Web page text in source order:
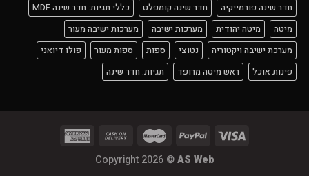
חדר שינה פורמייקיה
חדר שינה קומפלט
כללי תגיות: חדר שינה MDF
מיטה
מיטה יהודית מערכות ישיבה
מערכות ישיבה מעור
מערכת ישיבה ויקטוריה
נטוצי ספות ספות מעור
פולו דיואני
פינות אוכל
ראש מיטה מרופד תגיות: חדר שינה
Copyright 2026 ©AS Web